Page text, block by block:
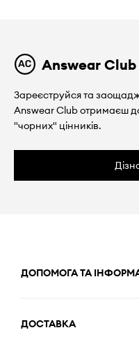
Answear Club
Зареєструйся та
Answear Club отримаєш
"чорних" цінників.
ДОПОМОГА ТА
ДОСТАВКА